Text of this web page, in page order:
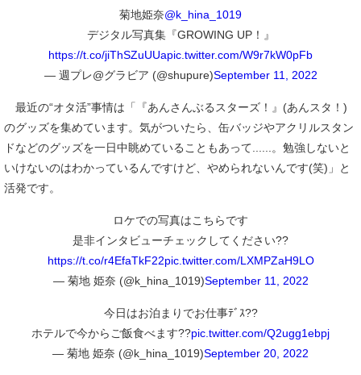
菊地姫奈@k_hina_1019
デジタル写真集『GROWING UP！』
https://t.co/jiThSZuUUapic.twitter.com/W9r7kW0pFb
— 週プレ@グラビア (@shupure)September 11, 2022
最近の“オタ活”事情は「『あんさんぶるスターズ！』(あんスタ！)
のグッズを集めています。気がついたら、缶バッジやアクリルスタン
ドなどのグッズを一日中眺めていることもあって......。勉強しないと
いけないのはわかっているんですけど、やめられないんです(笑)」と
活発です。
ロケでの写真はこちらです
是非インタビューチェックしてください??
https://t.co/r4EfaTkF22pic.twitter.com/LXMPZaH9LO
— 菊地 姫奈 (@k_hina_1019)September 11, 2022
今日はお泊まりでお仕事ﾃﾞｽ??
ホテルで今からご飯食べます??pic.twitter.com/Q2ugg1ebpj
— 菊地 姫奈 (@k_hina_1019)September 20, 2022